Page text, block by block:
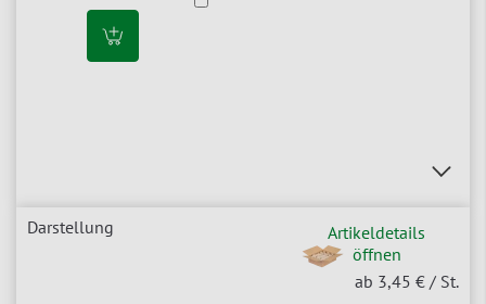
Artikeldetails
öffnen
ab 3,45 € / St.